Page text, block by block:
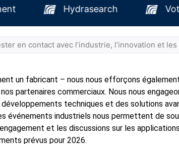
engagement
en contact avec l’industrie, l’innovation et
un fabricant – nous nous efforçons
partenaires commerciaux. Nous nous
techniques et des solutions
événements industriels nous permettent de
et les discussions sur les
prévus pour 2026.